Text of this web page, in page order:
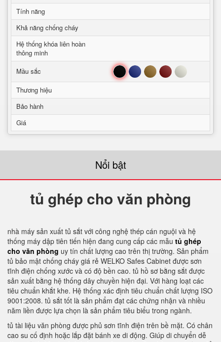
Tính năng
Khả năng chống cháy
Hệ thống khóa liên hoàn
thông minh
Mầu sắc
Đen Xanh Nâu Đỏ Trắng
Thương hiệu
Bảo hành
Giá
Nổi bật
tủ ghép cho văn phòng
nhà máy sản xuất tủ sắt với công nghệ thép cán nguội và hệ
thống máy dập tiên tiến hiện đang cung cấp các mẫu tủ ghép
cho văn phòng uy tín chất lượng cao trên thị trường. Sản phẩm
tủ bảo mật chống cháy giá rẻ WELKO Safes Cabinet được sơn
tĩnh điện chống xước và có độ bền cao. tủ hồ sơ bằng sắt được
sản xuất bằng hệ thống dây chuyền hiện đại. Với hàng loạt các
tiêu chuẩn khắt khe. Hệ thống xác định tiêu chuẩn chất lượng ISO
9001:2008. tủ sắt tốt là sản phẩm đạt các chứng nhận và nhiều
năm liền được lựa chọn là sản phẩm tiêu biểu trong ngành.
tủ tài liệu văn phòng được phủ sơn tĩnh điện trên bề mặt. Có chân
cao su cố định hoặc lắp đặt bánh xe di động. Giúp di chuyển dễ